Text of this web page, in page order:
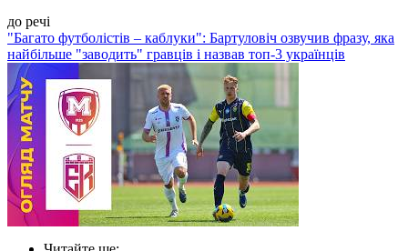
до речі
"Багато футболістів – каблуки": Бартуловіч озвучив фразу, яка
найбільше "заводить" гравців і назвав топ-3 українців